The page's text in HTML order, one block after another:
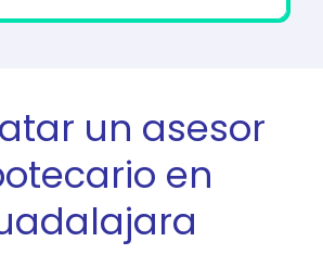
un asesor
en